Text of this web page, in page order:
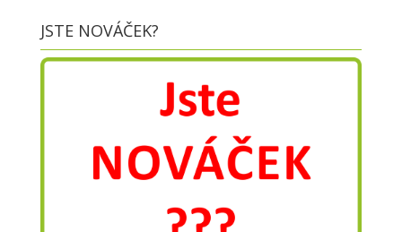
JSTE NOVÁČEK?